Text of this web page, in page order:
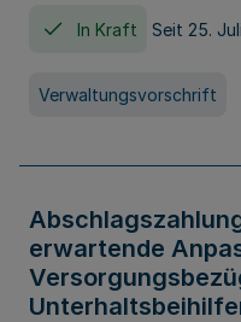
In Kraft Seit 25.
Verwaltungsvorschrift
erwartende